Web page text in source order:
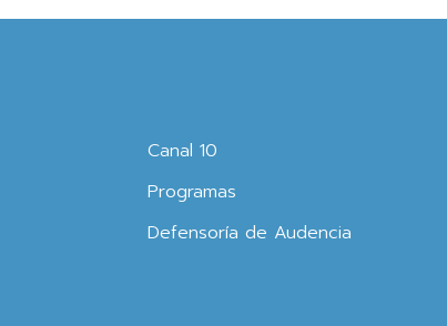
Canal 10
Programas
Defensoría de Audencia